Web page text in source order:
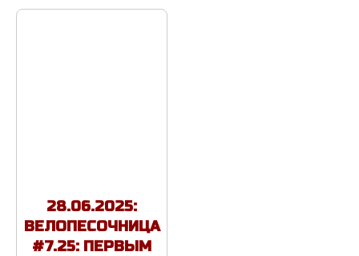
28.06.2025:
ВЕЛОПЕСОЧНИЦА
#7.25: ПЕРВЫМ